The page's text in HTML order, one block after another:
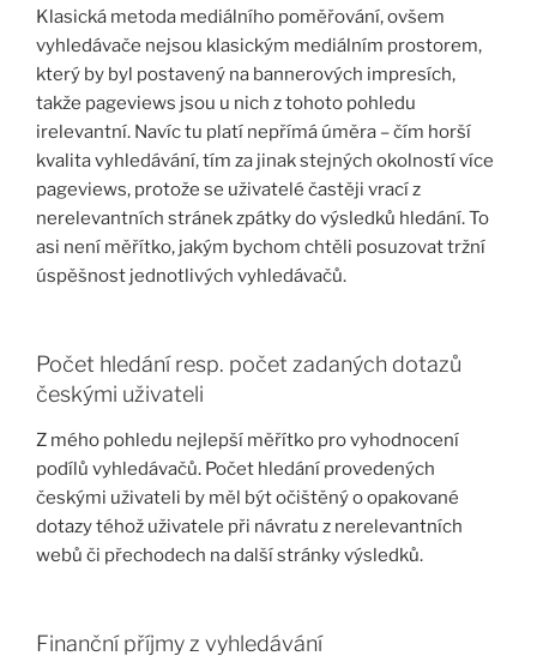
Klasická metoda mediálního poměřování, ovšem
vyhledávače nejsou klasickým mediálním prostorem,
který by byl postavený na bannerových impresích,
takže pageviews jsou u nich z tohoto pohledu
irelevantní. Navíc tu platí nepřímá úměra – čím horší
kvalita vyhledávání, tím za jinak stejných okolností více
pageviews, protože se uživatelé častěji vrací z
nerelevantních stránek zpátky do výsledků hledání. To
asi není měřítko, jakým bychom chtěli posuzovat tržní
úspěšnost jednotlivých vyhledávačů.
Počet hledání resp. počet zadaných dotazů
českými uživateli
Z mého pohledu nejlepší měřítko pro vyhodnocení
podílů vyhledávačů. Počet hledání provedených
českými uživateli by měl být očištěný o opakované
dotazy téhož uživatele při návratu z nerelevantních
webů či přechodech na další stránky výsledků.
Finanční příjmy z vyhledávání